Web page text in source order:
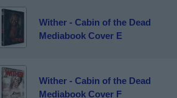
Wither - Cabin of the Dead
Mediabook Cover E
Wither - Cabin of the Dead
Mediabook Cover F